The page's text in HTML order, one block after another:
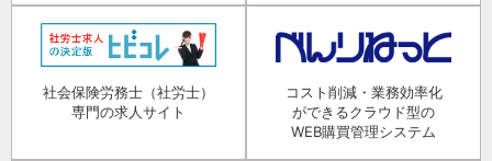
社会保険労務士（社労士）
専門の求人サイト
コスト削減・業務効率化
ができるクラウド型の
WEB購買管理システム